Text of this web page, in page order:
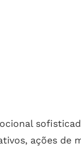
ações de